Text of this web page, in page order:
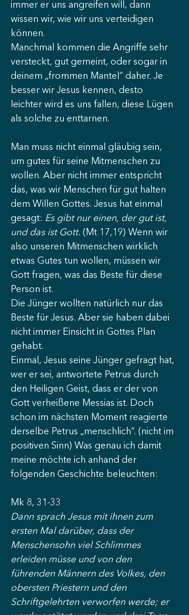
immer er uns angreifen will, dann
wissen wir, wie wir uns verteidigen
können.
Manchmal kommen die Angriffe sehr
versteckt, gut gemeint, oder sogar in
deinem „frommen Mantel“ daher. Je
besser wir Jesus kennen, desto
leichter wird es uns fallen, diese Lügen
als solche zu enttarnen.
Man muss nicht einmal gläubig sein,
um gutes für seine Mitmenschen zu
wollen. Aber nicht immer entspricht
das, was wir Menschen für gut halten
dem Willen Gottes. Jesus hat einmal
gesagt: Es gibt nur einen, der gut ist,
und das ist Gott. (Mt 17,19) Wenn wir
also unseren Mitmenschen wirklich
etwas Gutes tun wollen, müssen wir
Gott fragen, was das Beste für diese
Person ist.
Die Jünger wollten natürlich nur das
Beste für Jesus. Aber sie haben dabei
nicht immer Einsicht in Gottes Plan
gehabt.
Einmal, Jesus seine Jünger gefragt hat,
wer er sei, antwortete Petrus durch
den Heiligen Geist, dass er der von
Gott verheißene Messias ist. Doch
schon im nächsten Moment reagierte
derselbe Petrus „menschlich“. (nicht im
positiven Sinn) Was genau ich damit
meine möchte ich anhand der
folgenden Geschichte beleuchten:
Mk 8, 31-33
Dann sprach Jesus mit ihnen zum
ersten Mal darüber, dass der
Menschensohn viel Schlimmes
erleiden müsse und von den
führenden Männern des Volkes, den
obersten Priestern und den
Schriftgelehrten verworfen werde; er